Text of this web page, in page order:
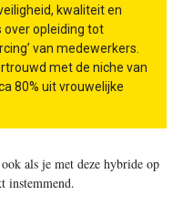
kwaliteit en
over opleiding tot
van medewerkers.
met de niche van
80% uit vrouwelijke
als je met deze hybride op
instemmend.